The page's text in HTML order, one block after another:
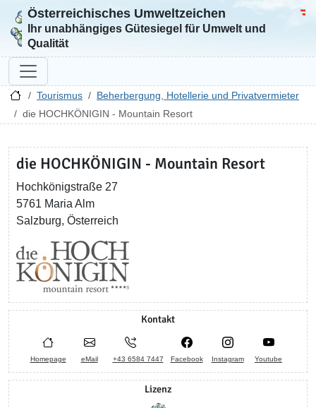
Zur Startseite
Österreichisches Umweltzeichen
Ihr unabhängiges Gütesiegel für Umwelt und
Qualität
Tourismus
Beherbergung, Hotellerie und Privatvermieter
die HOCHKÖNIGIN - Mountain Resort
die HOCHKÖNIGIN - Mountain Resort
Hochkönigstraße 27
5761 Maria Alm
Salzburg, Österreich
Kontakt
Homepage eMail +43 6584 7447 Facebook Instagram Youtube
Lizenz